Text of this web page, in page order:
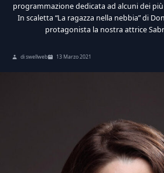
programmazione dedicata ad alcuni dei
In scaletta “La ragazza nella nebbia” di
protagonista la nostra attrice
di swellweb 13 Marzo 2021